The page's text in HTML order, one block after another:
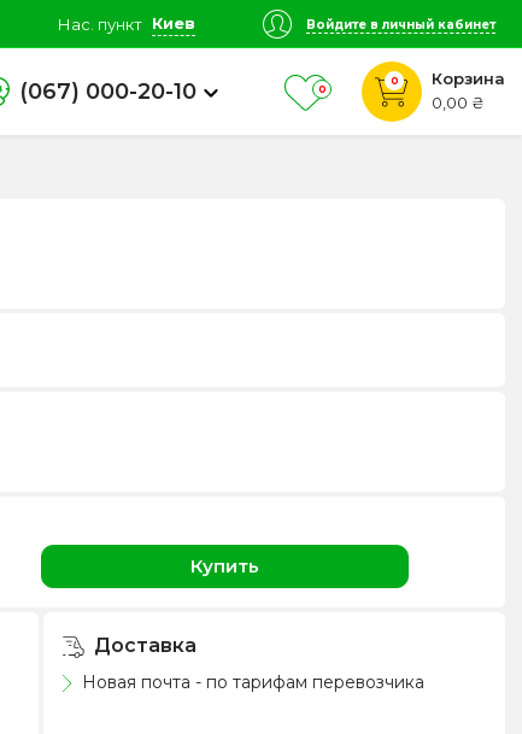
Нас. пункт Киев Войдите в личный кабинет
(067) 000-20-10 0
0
Корзина
0,00 ₴
Купить
Доставка
Новая почта - по тарифам перевозчика